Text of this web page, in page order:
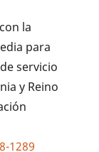
la
para
servicio
y Reino
1289